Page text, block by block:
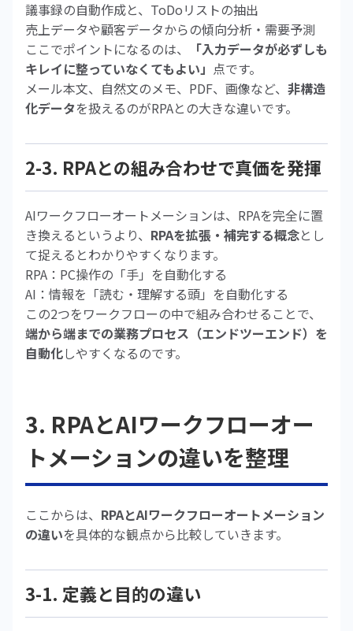
議事録の自動作成と、ToDoリストの抽出
売上データや顧客データからの傾向分析・需要予測
ここでポイントになるのは、
「入力データが必ずしも
キレイに整っていなくてもよい」 点です。
メール本文、自然文のメモ、PDF、画像など、 非構造
化データを扱えるのがRPAとの大きな違いです。
2-3. RPAとの組み合わせで真価を発揮
AIワークフローオートメーションは、RPAを完全に置
き換えるというより、 RPAを拡張・補完する概念とし
て捉えるとわかりやすくなります。
RPA：PC操作の「手」を自動化する
AI：情報を「読む・理解する頭」を自動化する
この2つをワークフローの中で組み合わせることで、
端から端までの業務プロセス（エンドツーエンド）を
自動化しやすくなるのです。
3. RPAとAIワークフローオー
トメーションの違いを整理
ここからは、 RPAとAIワークフローオートメーション
の違いを具体的な観点から比較していきます。
3-1. 定義と目的の違い